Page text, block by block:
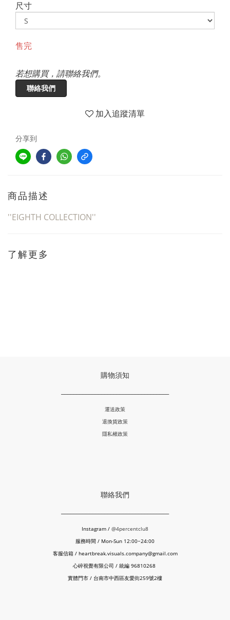
尺寸
售完
若想購買，請聯絡我們。
聯絡我們
加入追蹤清單
分享到
商品描述
''EIGHTH COLLECTION''
了解更多
購物須知
運送政策
退換貨政策
隱私權政策
聯絡我們
Instagram / @4percentclu8
服務時間 / Mon-Sun 12:00~24:00
客服信箱 / heartbreak.visuals.company@gmail.com
心碎視覺有限公司 / 統編 96810268
實體門市 / 台南市中西區友愛街259號2樓